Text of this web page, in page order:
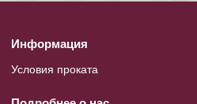
Информация
Условия проката